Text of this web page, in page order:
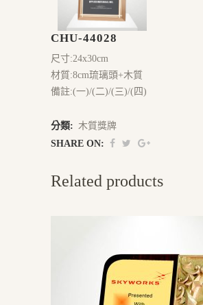
CHU-44028
尺寸:24x30cm
材質:8cm琉璃頭+木質
備註:(一)/(二)/(三)/(四)
分類: 木質獎牌
SHARE ON:
Related products